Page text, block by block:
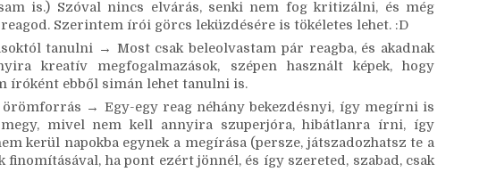
akik három kerek mondatot nem tudnak összerakni, de szóval én
mindenféle írástanulás nélkül, az alap fogalmazási
teljesen jól tudtam itt érezni magam és mindig volt
is.) Szóval nincs elvárás, senki nem fog kritizálni, és még
Szerintem írói görcs leküzdésére is tökéletes lehet. :D
tanulni → Most csak beleolvastam pár reagba, és akadnak
kreatív megfogalmazások, szépen használt képek, hogy
íróként ebből simán lehet tanulni is.
→ Egy-egy reag néhány bekezdésnyi, így megírni is